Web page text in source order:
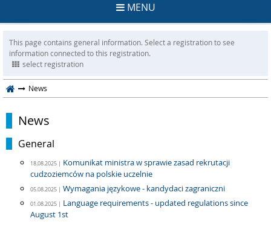
MENU
This page contains general information. Select a registration to see
information connected to this registration.
select registration
News
News
General
18.08.2025 | Komunikat ministra w sprawie zasad rekrutacji
cudzoziemców na polskie uczelnie
05.08.2025 | Wymagania językowe - kandydaci zagraniczni
01.08.2025 | Language requirements - updated regulations since
August 1st